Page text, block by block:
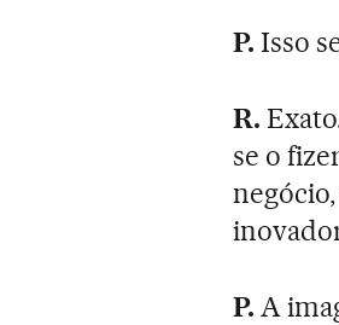
P. Isso
R.
se o
P. A